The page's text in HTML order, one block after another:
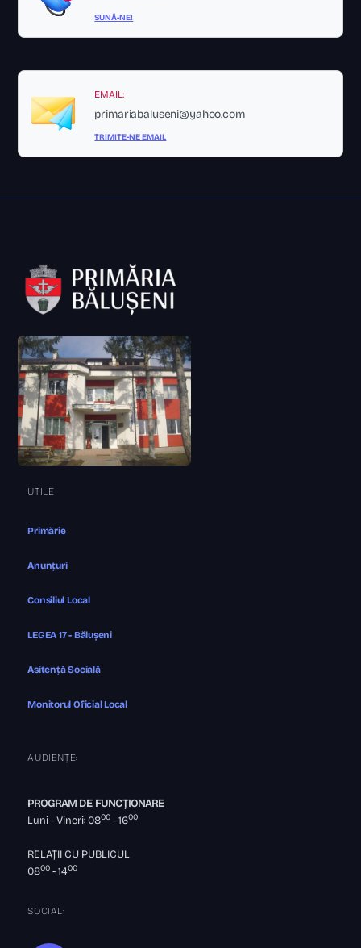
SUNĂ-NE!
EMAIL:
primariabaluseni@yahoo.com
TRIMITE-NE EMAIL
UTILE
Primărie
Anunțuri
Consiliul Local
LEGEA 17 - Bălușeni
Asitență Socială
Monitorul Oficial Local
AUDIENȚE:
PROGRAM DE FUNCȚIONARE
Luni - Vineri: 0800 - 1600
RELAȚII CU PUBLICUL
0800 - 1400
SOCIAL: